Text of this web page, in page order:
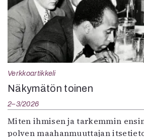
Verkkoartikkeli
Näkymätön toinen
2–3/2026
Miten ihmisen ja tarkemmin
polven maahanmuuttajan